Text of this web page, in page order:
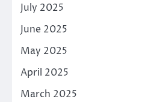
July 2025
June 2025
May 2025
April 2025
March 2025